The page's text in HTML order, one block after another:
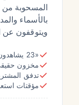
المسحوبة من
بالأسماء
ويتوقفون عن
«23 يشاهدون هذه السترة» · «12 اشتروا اليوم»
مخزون حقيقي: «فقط 3
تدفق
مؤقتات